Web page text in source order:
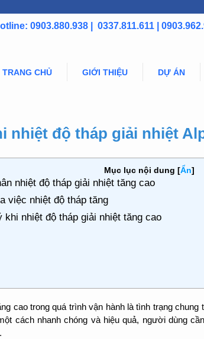
0903.880.938 | 0337.811.611 |
TRANG CHỦ GIỚI THIỆU DỰ ÁN
nhiệt độ tháp giải nhiệt
Mục lục nội dung [Ẩn]
nhiệt độ tháp giải nhiệt tăng cao
việc nhiệt độ tháp tăng
khi nhiệt độ tháp giải nhiệt tăng cao
cao trong quá trình vận hành là tình trạng chung
cách nhanh chóng và hiệu quả, người dùng